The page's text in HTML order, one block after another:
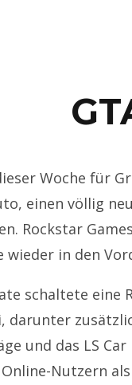
Woche für
einen völlig
Rockstar
wieder in den
schaltete eine
darunter
und das LS
Nutzern